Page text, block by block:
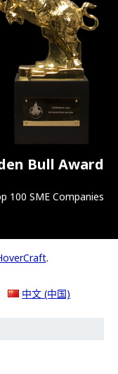
Bull Award
100 SME Companies
.
中文 (中国)